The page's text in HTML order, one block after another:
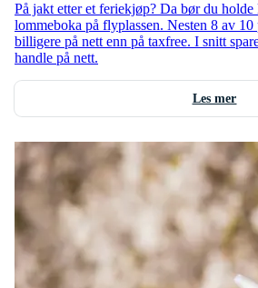
På jakt etter et feriekjøp? Da bør du
lommeboka på flyplassen. Nesten 8 av
billigere på nett enn på taxfree. I snitt
handle på nett.
Les mer